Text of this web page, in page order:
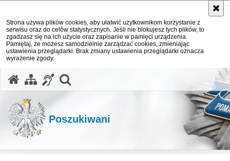
Strona używa plików cookies, aby ułatwić użytkownikom korzystanie z
serwisu oraz do celów statystycznych. Jeśli nie blokujesz tych plików, to
zgadzasz się na ich użycie oraz zapisanie w pamięci urządzenia.
Pamiętaj, że możesz samodzielnie zarządzać cookies, zmieniając
ustawienia przeglądarki. Brak zmiany ustawienia przeglądarki oznacza
wyrażenie zgody.
Poszukiwani